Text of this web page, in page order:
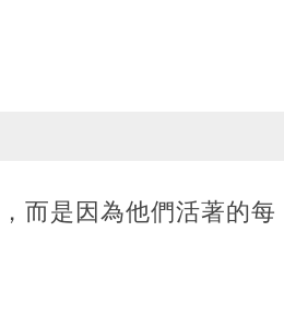
而是因為他們活著的每